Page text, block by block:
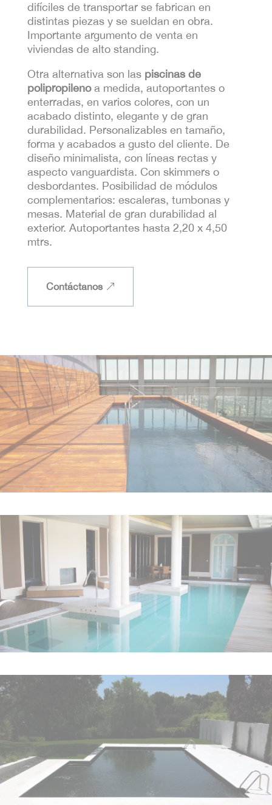
difíciles de transportar se fabrican en
distintas piezas y se sueldan en obra.
Importante argumento de venta en
viviendas de alto standing.
Otra alternativa son las piscinas de
polipropilenoa medida, autoportantes o
enterradas, en varios colores, con un
acabado distinto, elegante y de gran
durabilidad. Personalizables en tamaño,
forma y acabados a gusto del cliente. De
diseño minimalista, con líneas rectas y
aspecto vanguardista. Con skimmers o
desbordantes. Posibilidad de módulos
complementarios: escaleras, tumbonas y
mesas. Material de gran durabilidad al
exterior. Autoportantes hasta 2,20 x 4,50
mtrs.
Contáctanos